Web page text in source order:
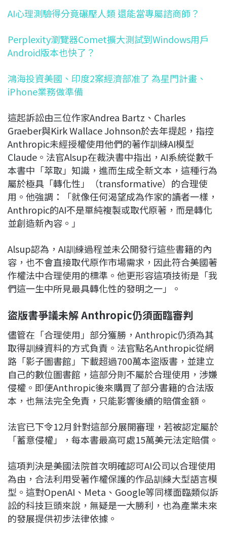
AI心理測驗得分竟碾壓人類 還能當專屬諮商師？
Perplexity瀏覽器Comet擴大測試到Windows用戶
Android版本也快了？
鴻海投資美國、印度2案經濟部准了 為星門計畫、
iPhone業務做準備
這起訴訟由三位作家Andrea Bartz、Charles
Graeber與Kirk Wallace Johnson於去年提起，指控
Anthropic未經授權使用他們的著作訓練AI模型
Claude。法官Alsup在裁決書中指出，AI系統從數千
本書中「萃取」知識，進而生成全新文本，這種行為
屬於極具「轉化性」（transformative）的合理使
用。他強調：「就像任何渴望成為作家的讀者一樣，
Anthropic的AI不是單純複製或取代原著，而是轉化
並創造新內容。」
Alsup認為，AI訓練過程並未公開發行這些書籍的內
容，也不會直接取代原作市場需求，因此符合美國著
作權法中合理使用的標準。他更形容這項技術是「我
們這一生中所見最具轉化性的發明之一」。
盜版書爭議未解 Anthropic仍須面臨審判
儘管在「合理使用」部分獲勝，Anthropic仍須為其
取得訓練資料的方式負責。法官點名Anthropic從網
路「影子圖書館」下載超過700萬本盜版書，並建立
自己的數位圖書館，這部分則不屬於合理使用，涉嫌
侵權。即便Anthropic後來購買了部分書籍的合法版
本，也無法完全免責，只能影響後續的賠償金額。
法官已下令12月針對這部分展開審理，若被認定屬於
「蓄意侵權」，每本書最高可處15萬美元法定賠償。
這項判決是美國法院首次明確認可AI公司以合理使用
為由，合法利用受著作權保護的作品訓練大型語言模
型。這對OpenAI、Meta、Google等同樣面臨類似訴
訟的科技巨頭來說，無疑是一大勝利，也為產業未來
的發展提供初步法律依據。